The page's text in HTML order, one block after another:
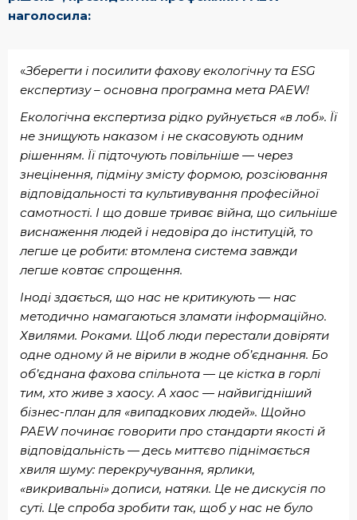
наголосила:
«Зберегти і посилити фахову екологічну та ESG
експертизу – основна програмна мета PAEW!
Екологічна експертиза рідко руйнується «в лоб». Її
не знищують наказом і не скасовують одним
рішенням. Її підточують повільніше — через
знецінення, підміну змісту формою, розсіювання
відповідальності та культивування професійної
самотності. І що довше триває війна, що сильніше
виснаження людей і недовіра до інституцій, то
легше це робити: втомлена система завжди
легше ковтає спрощення.
Іноді здається, що нас не критикують — нас
методично намагаються зламати інформаційно.
Хвилями. Роками. Щоб люди перестали довіряти
одне одному й не вірили в жодне об’єднання. Бо
об’єднана фахова спільнота — це кістка в горлі
тим, хто живе з хаосу. А хаос — найвигідніший
бізнес-план для «випадкових людей». Щойно
PAEW починає говорити про стандарти якості й
відповідальність — десь миттєво піднімається
хвиля шуму: перекручування, ярлики,
«викривальні» дописи, натяки. Це не дискусія по
суті. Це спроба зробити так, щоб у нас не було